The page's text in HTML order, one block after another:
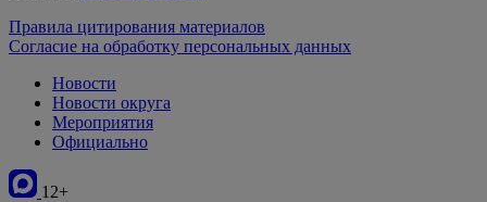
Правила цитирования материалов
Согласие на обработку персональных данных
Новости
Новости округа
Мероприятия
Официально
12+